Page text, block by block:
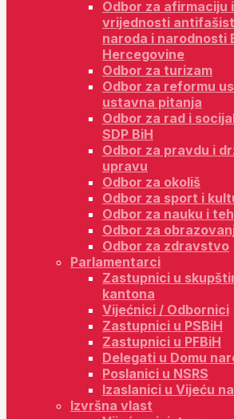
Odbor za afirmaciju
vrijednosti
naroda i narodnosti
Hercegovine
Odbor za turizam
Odbor za reformu
ustavna pitanja
Odbor za rad i
SDP BiH
Odbor za pravdu i
upravu
Odbor za okoliš
Odbor za sport i
Odbor za nauku i
Odbor za
Odbor za zdravstvo
Parlamentarci
Zastupnici u
kantona
Vijećnici / Odbornici
Zastupnici u PSBiH
Zastupnici u PFBiH
Delegati u Domu
Poslanici u NSRS
Izaslanici u Vijeću
Izvršna vlast